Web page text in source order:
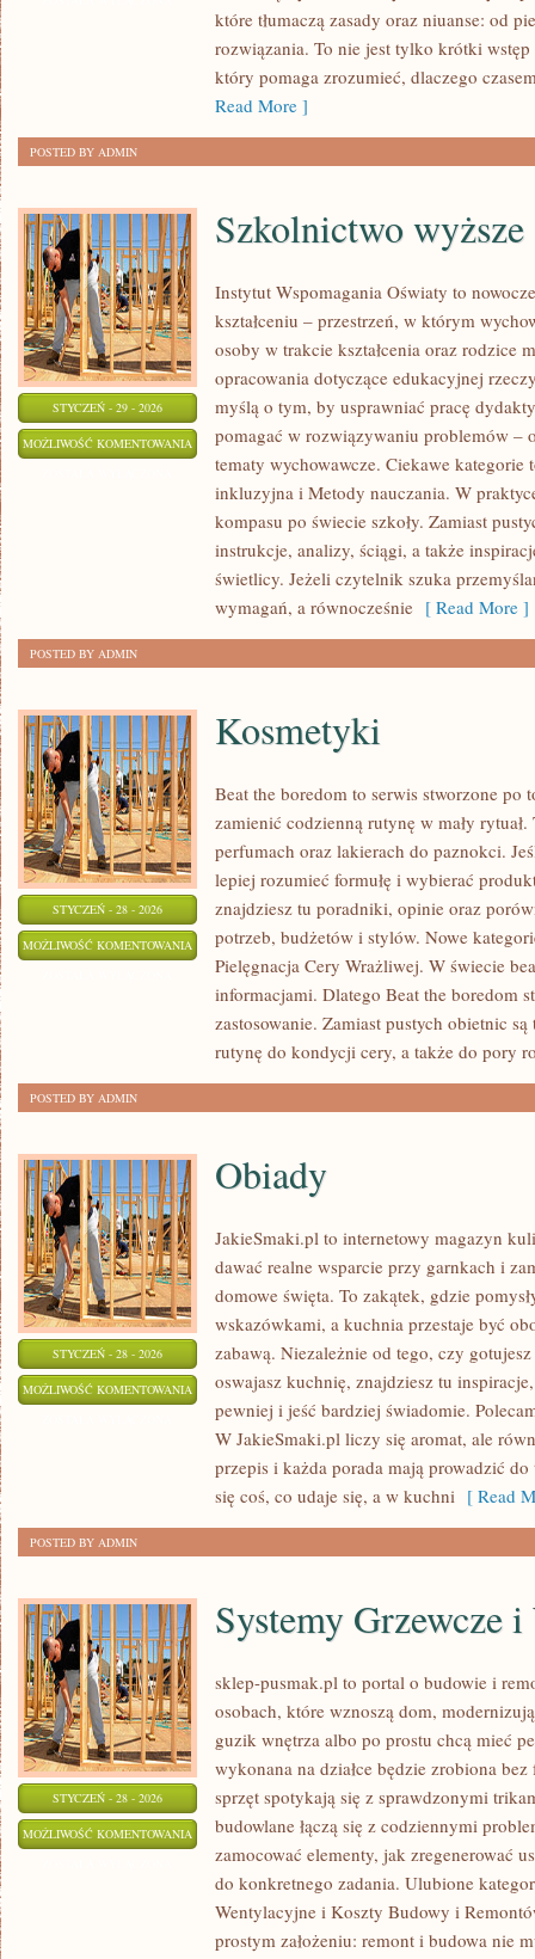
POCZĄTKUJĄCYCH
które tłumaczą zasady oraz niuanse: od
rozwiązania. To nie jest tylko krótki
który pomaga zrozumieć, dlaczego
Read More ]
POSTED BY ADMIN
STYCZEŃ - 29 - 2026
MOŻLIWOŚĆ KOMENTOWANIA SZKOLNICTWO
WYŻSZE
Szkolnictwo wyższe
Instytut Wspomagania Oświaty to
kształceniu – przestrzeń, w którym
osoby w trakcie kształcenia oraz rodzice
opracowania dotyczące edukacyjnej
myślą o tym, by usprawniać pracę
pomagać w rozwiązywaniu problemów –
tematy wychowawcze. Ciekawe kategorie
inkluzyjna i Metody nauczania. W
kompasu po świecie szkoły. Zamiast
instrukcje, analizy, ściągi, a także
świetlicy. Jeżeli czytelnik szuka
wymagań, a równocześnie [ Read More ]
POSTED BY ADMIN
STYCZEŃ - 28 - 2026
MOŻLIWOŚĆ KOMENTOWANIA KOSMETYKI
Kosmetyki
Beat the boredom to serwis stworzone po
zamienić codzienną rutynę w mały
perfumach oraz lakierach do paznokci.
lepiej rozumieć formułę i wybierać
znajdziesz tu poradniki, opinie oraz
potrzeb, budżetów i stylów. Nowe
Pielęgnacja Cery Wrażliwej. W świecie
informacjami. Dlatego Beat the boredom
zastosowanie. Zamiast pustych obietnic
rutynę do kondycji cery, a także do pory
POSTED BY ADMIN
STYCZEŃ - 28 - 2026
MOŻLIWOŚĆ KOMENTOWANIA OBIADY
Obiady
JakieSmaki.pl to internetowy magazyn
dawać realne wsparcie przy garnkach i
domowe święta. To zakątek, gdzie
wskazówkami, a kuchnia przestaje być
zabawą. Niezależnie od tego, czy
oswajasz kuchnię, znajdziesz tu
pewniej i jeść bardziej świadomie.
W JakieSmaki.pl liczy się aromat, ale
przepis i każda porada mają prowadzić
się coś, co udaje się, a w kuchni [ Read
POSTED BY ADMIN
STYCZEŃ - 28 - 2026
MOŻLIWOŚĆ KOMENTOWANIA SYSTEMY
GRZEWCZE
WENTYLACYJNE
Systemy Grzewcze
sklep-pusmak.pl to portal o budowie i
osobach, które wznoszą dom,
guzik wnętrza albo po prostu chcą mieć
wykonana na działce będzie zrobiona
sprzęt spotykają się z sprawdzonymi
budowlane łączą się z codziennymi
zamocować elementy, jak zregenerować
do konkretnego zadania. Ulubione
Wentylacyjne i Koszty Budowy i
prostym założeniu: remont i budowa nie